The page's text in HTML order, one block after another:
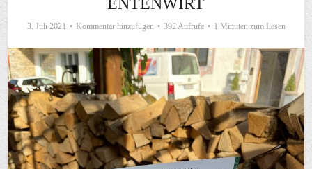
3. Juli 2021 Kommentar hinzufügen 392 Aufrufe 1 Minuten zum Lesen